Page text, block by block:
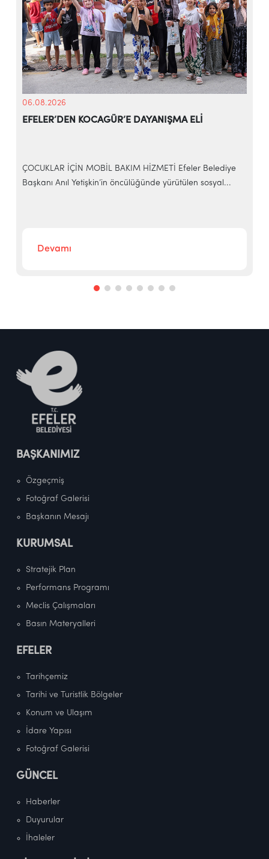
06.08.2026
EFELER’DEN KOCAGÜR’E DAYANIŞMA ELİ
ÇOCUKLAR İÇİN MOBİL BAKIM HİZMETİ Efeler Belediye
Başkanı Anıl Yetişkin’in öncülüğünde yürütülen sosyal...
Devamı
BAŞKANIMIZ
Özgeçmiş
Fotoğraf Galerisi
Başkanın Mesajı
KURUMSAL
Stratejik Plan
Performans Programı
Meclis Çalışmaları
Basın Materyalleri
EFELER
Tarihçemiz
Tarihi ve Turistlik Bölgeler
Konum ve Ulaşım
İdare Yapısı
Fotoğraf Galerisi
GÜNCEL
Haberler
Duyurular
İhaleler